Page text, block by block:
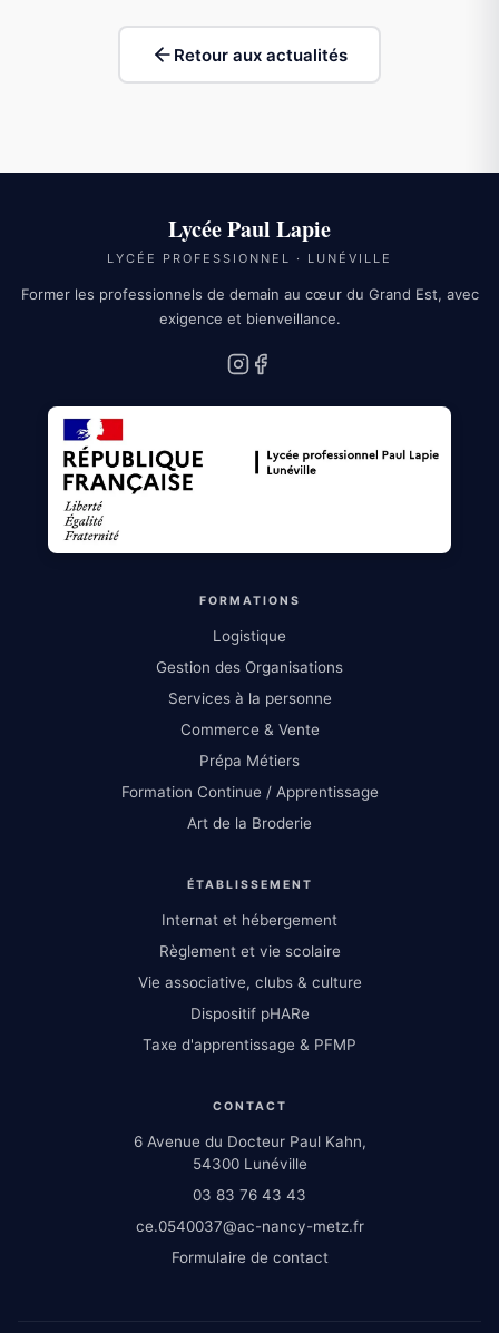
Retour aux actualités
Lycée Paul Lapie
LYCÉE PROFESSIONNEL · LUNÉVILLE
Former les professionnels de demain au cœur du Grand Est, avec
exigence et bienveillance.
Instagram
FORMATIONS
Logistique
Gestion des Organisations
Services à la personne
Commerce & Vente
Prépa Métiers
Formation Continue / Apprentissage
Art de la Broderie
ÉTABLISSEMENT
Internat et hébergement
Règlement et vie scolaire
Vie associative, clubs & culture
Dispositif pHARe
Taxe d'apprentissage & PFMP
CONTACT
6 Avenue du Docteur Paul Kahn,
54300 Lunéville
03 83 76 43 43
ce.0540037@ac-nancy-metz.fr
Formulaire de contact